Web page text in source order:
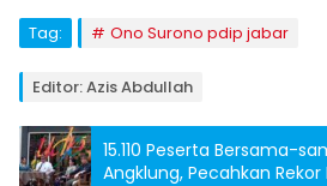
Tag: Ono Surono pdip jabar
Editor: Azis Abdullah
15.110 Peserta Bersama-
Angklung, Pecahkan Rekor